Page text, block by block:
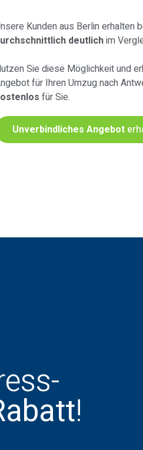
Kunden aus Berlin erhalten
deutlichim
Sie diese Möglichkeit und
für Ihren Umzug nach
für Sie.
Unverbindliches Angebot
!